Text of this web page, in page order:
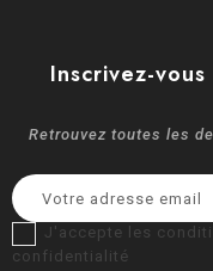
Inscrivez-
Retrouvez toutes les
J'accepte les
confidentialité